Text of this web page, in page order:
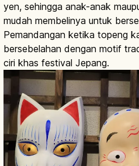
yen, sehingga anak-anak
mudah membelinya untuk
Pemandangan ketika topeng
bersebelahan dengan motif
ciri khas festival Jepang.